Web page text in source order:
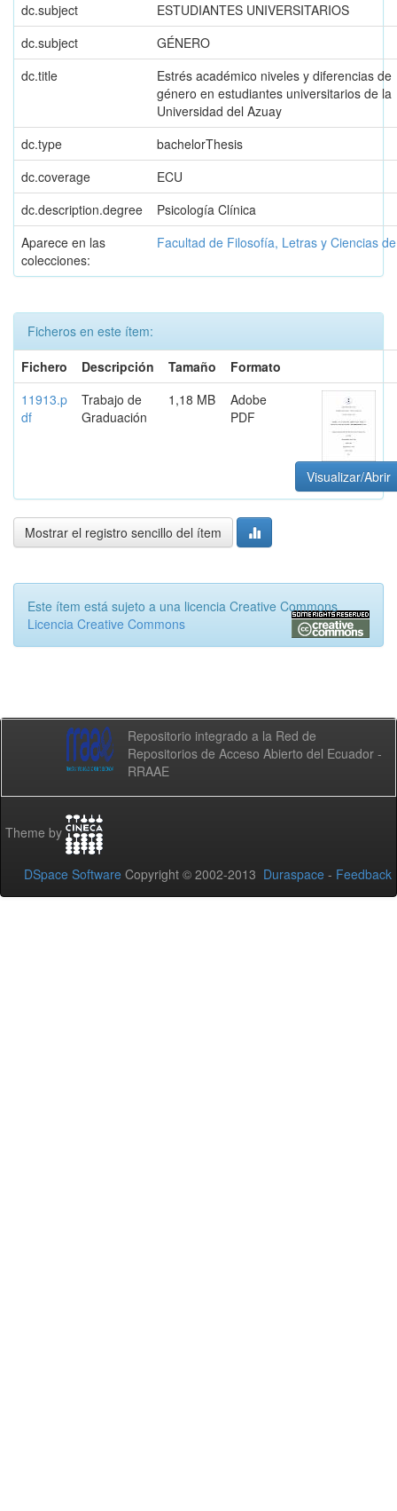
dc.subject
ESTUDIANTES UNIVERSITARIOS
dc.subject
GÉNERO
dc.title
Estrés académico niveles y diferencias de
género en estudiantes universitarios de la
Universidad del Azuay
dc.type
bachelorThesis
dc.coverage
ECU
dc.description.degree
Psicología Clínica
Aparece en las
colecciones:
Facultad de Filosofía, Letras y Ciencias
Ficheros en este ítem:
Fichero
Descripción Tamaño
Formato
11913.p
df
Trabajo de
Graduación
1,18 MB
Adobe
PDF
Visualizar/Abrir
Mostrar el registro sencillo del ítem
Este ítem está sujeto a una licencia Creative Commons
Licencia Creative Commons
Repositorio integrado a la Red de
Repositorios de Acceso Abierto del Ecuador -
RRAAE
Theme by
DSpace Software Copyright © 2002-2013 Duraspace - Feedback